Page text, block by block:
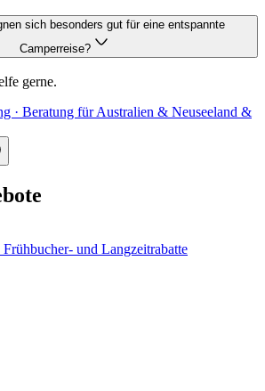
sich besonders gut für eine entspannte
Camperreise?
gerne.
· Beratung für Australien & Neuseeland &
Frühbucher- und Langzeitrabatte